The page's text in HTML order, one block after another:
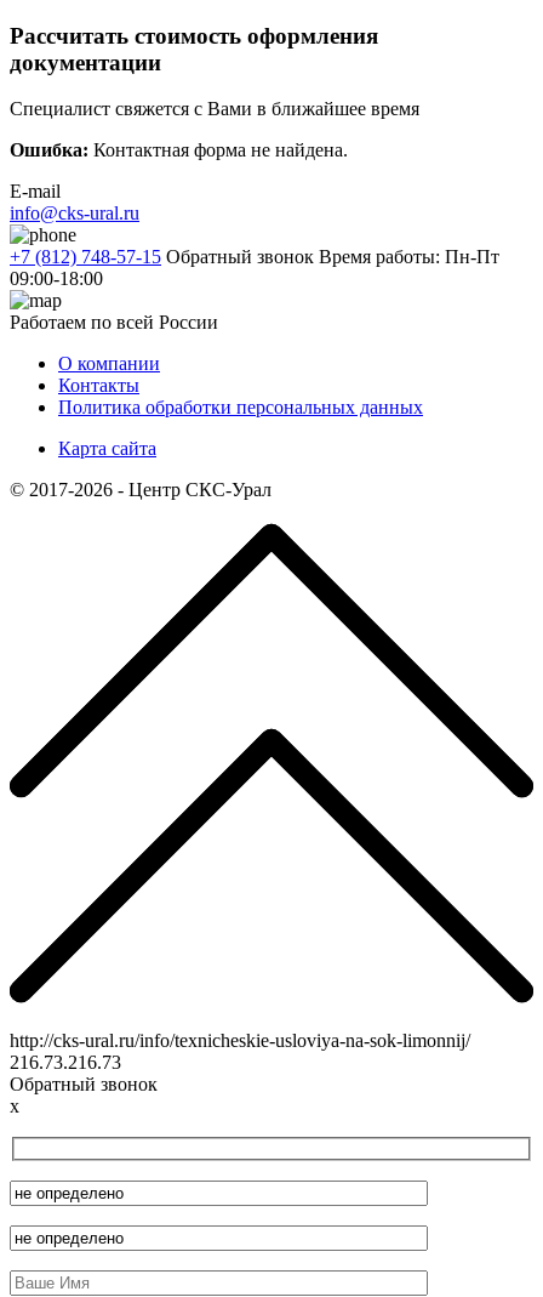
Рассчитать стоимость оформления
документации
Специалист свяжется с Вами в ближайшее время
Ошибка: Контактная форма не найдена.
E-mail
info@cks-ural.ru
+7 (812) 748-57-15 Обратный звонок Время работы: Пн-Пт
09:00-18:00
Работаем по всей России
О компании
Контакты
Политика обработки персональных данных
Карта сайта
© 2017-2026 - Центр СКС-Урал
http://cks-ural.ru/info/texnicheskie-usloviya-na-sok-limonnij/
216.73.216.73
Обратный звонок
x